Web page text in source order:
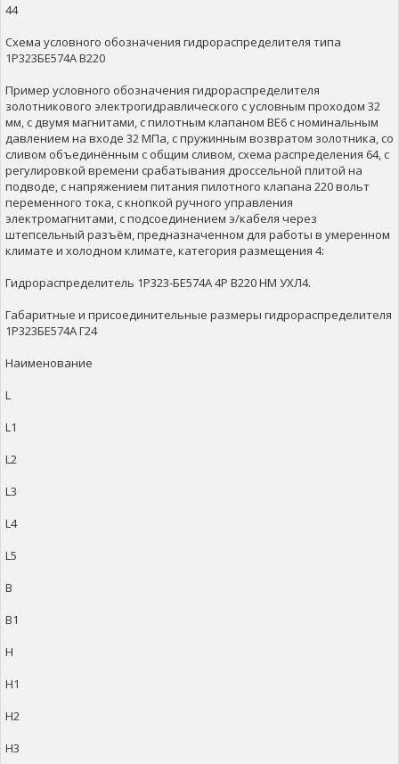
44
Схема условного обозначения гидрораспределителя типа
1Р323БЕ574А В220
Пример условного обозначения гидрораспределителя
золотникового электрогидравлического с условным проходом 32
мм, с двумя магнитами, с пилотным клапаном ВЕ6 с номинальным
давлением на входе 32 МПа, с пружинным возвратом золотника, со
сливом объединённым с общим сливом, схема распределения 64, с
регулировкой времени срабатывания дроссельной плитой на
подводе, с напряжением питания пилотного клапана 220 вольт
переменного тока, с кнопкой ручного управления
электромагнитами, с подсоединением э/кабеля через
штепсельный разъём, предназначенном для работы в умеренном
климате и холодном климате, категория размещения 4:
Гидрораспределитель 1Р323-БЕ574А 4Р В220 НМ УХЛ4.
Габаритные и присоединительные размеры гидрораспределителя
1Р323БЕ574А Г24
Наименование
L
L1
L2
L3
L4
L5
B
B1
H
H1
H2
H3